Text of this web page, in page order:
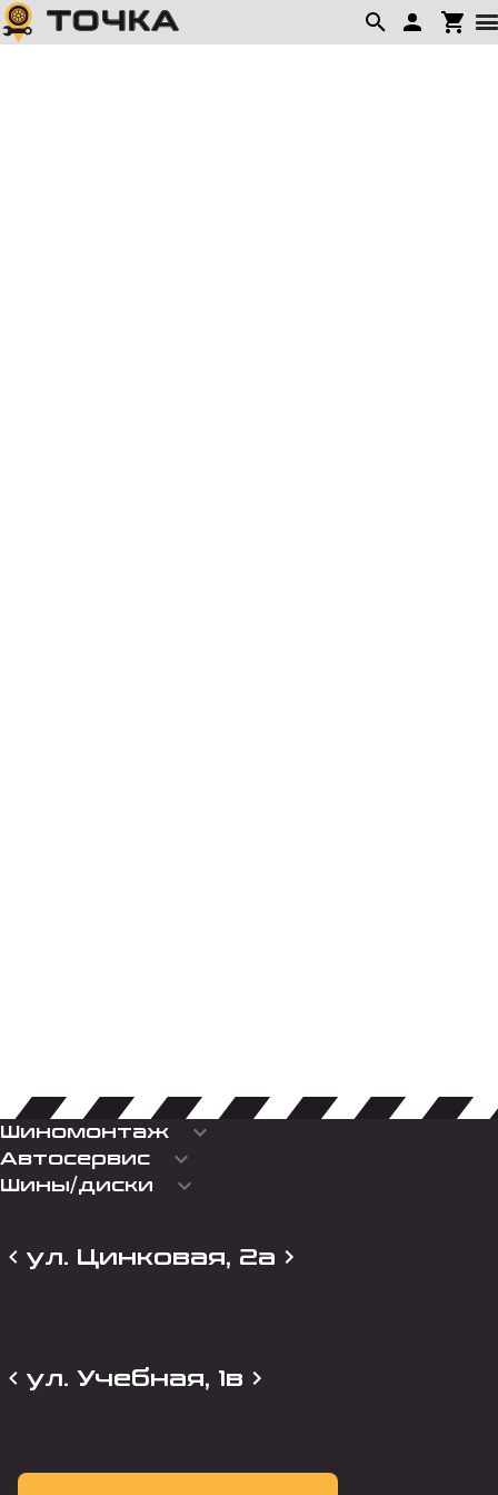
Шиномонтаж keyboard_arrow_down
Автосервис keyboard_arrow_down
Шины/диски keyboard_arrow_down
ул. Цинковая, 2а
ул. Учебная, 1в